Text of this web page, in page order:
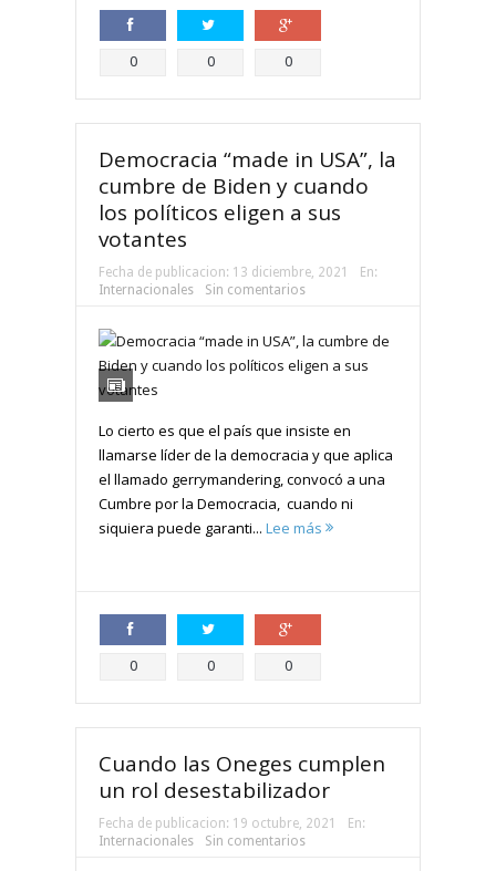
Compartir
0 Compartir
0 Compartir
0
Democracia “made in USA”, la
cumbre de Biden y cuando
los políticos eligen a sus
votantes
Fecha de publicacion: 13 diciembre, 2021
En:
Internacionales
Sin comentarios
Lo cierto es que el país que insiste en
llamarse líder de la democracia y que aplica
el llamado gerrymandering, convocó a una
Cumbre por la Democracia, cuando ni
siquiera puede garanti... Lee más
Compartir
0 Compartir
0 Compartir
0
Cuando las Oneges cumplen
un rol desestabilizador
Fecha de publicacion: 19 octubre, 2021
En:
Internacionales
Sin comentarios